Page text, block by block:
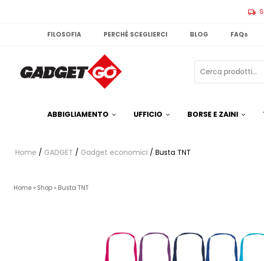
FILOSOFIA PERCHÈ SCEGLIERCI BLOG FAQs
ABBIGLIAMENTO UFFICIO BORSE E ZAINI
Home / GADGET / Gadget economici / Busta TNT
Home » Shop » Busta TNT